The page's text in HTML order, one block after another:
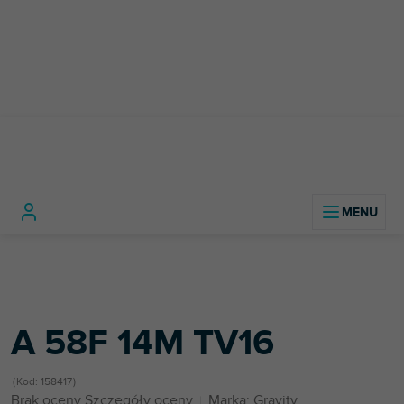
A 58F 14M TV16
Kod: 158417
Średnia
Brak oceny Szczegóły oceny Marka: Gravity